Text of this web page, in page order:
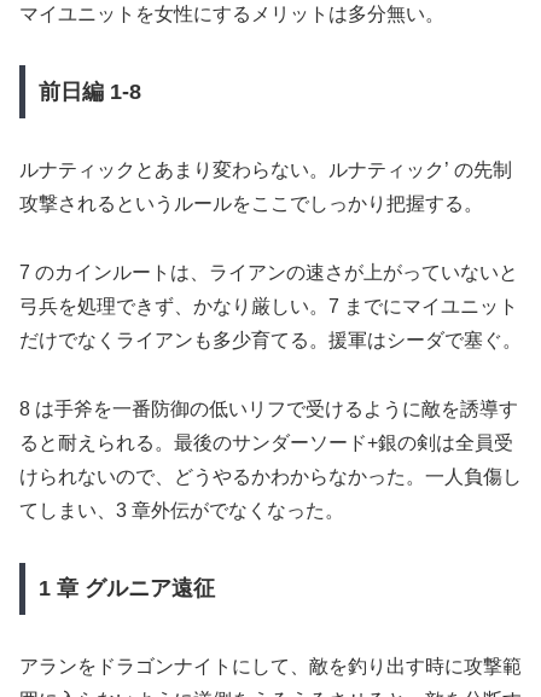
マイユニットを女性にするメリットは多分無い。
前日編 1-8
ルナティックとあまり変わらない。ルナティック’ の先制
攻撃されるというルールをここでしっかり把握する。
7 のカインルートは、ライアンの速さが上がっていないと
弓兵を処理できず、かなり厳しい。7 までにマイユニット
だけでなくライアンも多少育てる。援軍はシーダで塞ぐ。
8 は手斧を一番防御の低いリフで受けるように敵を誘導す
ると耐えられる。最後のサンダーソード+銀の剣は全員受
けられないので、どうやるかわからなかった。一人負傷し
てしまい、3 章外伝がでなくなった。
1 章 グルニア遠征
アランをドラゴンナイトにして、敵を釣り出す時に攻撃範